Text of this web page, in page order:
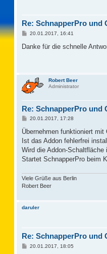
Re: SchnapperPro und
B
i
20.01.2017, 16:41
Danke für die schnelle
Robert Beer
Administrator
Re: SchnapperPro und
B
i
r
a
20.01.2017, 17:28
Übernehmen funktioniert
Ist das Addon fehlerfrei
Wird die Addon-Schaltfläche
Startet SchnapperPro beim
Viele Grüße aus Berlin
Robert Beer
daruler
Re: SchnapperPro und
B20.01.2017, 18:05